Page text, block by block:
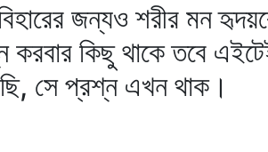
জন্যও শরীর মন
করবার কিছু থাকে তবে
সে প্রশ্ন এখন থাক।